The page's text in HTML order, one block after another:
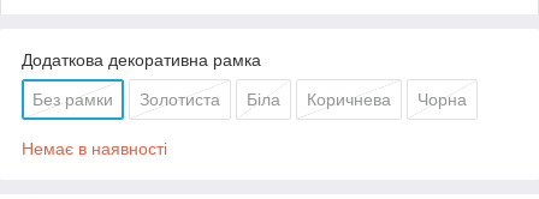
Додаткова декоративна рамка
Без рамки Золотиста Біла Коричнева Чорна
Немає в наявності